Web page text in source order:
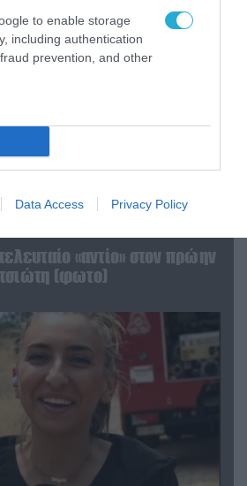
to enable storage
including authentication
prevention, and other
Data Access Privacy Policy
«αντίο» στον πρώην
(φωτο)